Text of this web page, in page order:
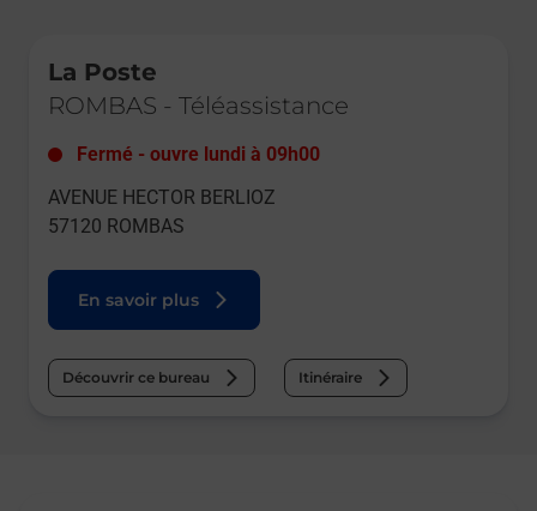
La Poste
ROMBAS - Téléassistance
Fermé - ouvre lundi à 09h00
AVENUE HECTOR BERLIOZ
57120 ROMBAS
En savoir plus
Découvrir ce bureau Itinéraire